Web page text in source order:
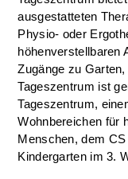
ausgestatteten
Physio- oder
höhenverstellbaren
Zugänge zu
Tageszentrum ist
Tageszentrum,
Wohnbereichen für
Menschen, dem
Kindergarten im 3.